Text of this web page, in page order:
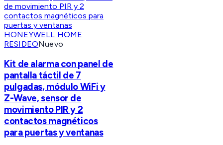
HONEYWELL HOME
RESIDEONuevo
Kit de alarma con panel de
pantalla táctil de 7
pulgadas, módulo WiFi y
Z-Wave, sensor de
movimiento PIR y 2
contactos magnéticos
para puertas y ventanas